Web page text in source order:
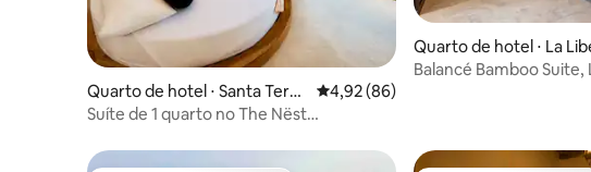
Quarto de hotel ⋅ Santa Teres
a,
4,92 de uma avaliação média de 5, 86
4,92 (86)
Suíte de 1 quarto no The Nëst
fria
Quarto de hotel ⋅ La
partment
Balancé Bamboo Suite,